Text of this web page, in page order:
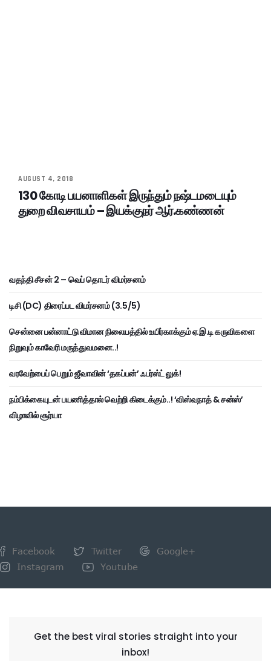
AUGUST 4, 2018
130 கோடி பயனாளிகள் இருந்தும் நஷ்டமடையும்
துறை விவசாயம் – இயக்குநர் ஆர்.கண்ணன்
வதந்தி சீசன் 2 – வெப் தொடர் விமர்சனம்
டிசி (DC) திரைப்பட விமர்சனம் (3.5/5)
சென்னை பன்னாட்டு விமான நிலையத்தில் உயிர்காக்கும் ஏ.இ.டி கருவிகளை
நிறுவும் காவேரி மருத்துவமனை..!
வரவேற்பைப் பெறும் ஜீவாவின் ‘தகப்பன்’ ஃபர்ஸ்ட் லுக்!
நம்பிக்கையுடன் பயணித்தால் வெற்றி கிடைக்கும்..! ‘விஸ்வநாத் & சன்ஸ்’
விழாவில் சூர்யா
Facebook Twitter
Google+
Instagram
Youtube
Get the best viral stories straight into your
inbox!